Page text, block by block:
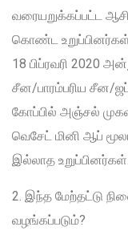
வரையறுக்கப்பட்ட
கொண்ட உறுப்பினர்கள்
18 பிப்ரவரி 2020
சீன/பாரம்பரிய சீன/
கோப்பில் அஞ்சல்
வெசேட் மினி ஆப்
இல்லாத உறுப்பினர்கள்.
2. இந்த மேற்தட்டு
வழங்கப்படும்?